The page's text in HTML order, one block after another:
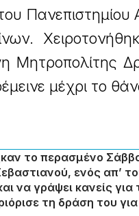
Πανεπιστημίου
Μητροπολίτης
μέχρι το
το περασμένο
ενός απ’
να γράψει κανείς για
τη δράση του